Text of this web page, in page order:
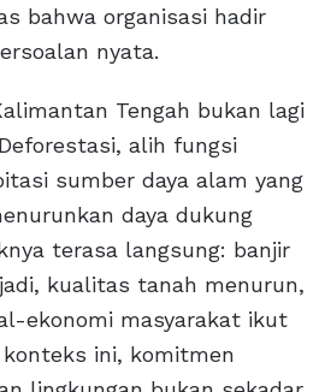
bahwa organisasi hadir
nyata.
Tengah bukan lagi
alih fungsi
sumber daya alam yang
daya dukung
terasa langsung: banjir
kualitas tanah menurun,
ekonomi masyarakat ikut
ini, komitmen